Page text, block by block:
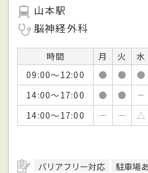
山本駅
脳神経外科
時間 月 火 水
09:00～12:00
● ● ●
14:00～17:00
● ● －
14:00～17:00
－ － △
バリアフリー対応 駐車場